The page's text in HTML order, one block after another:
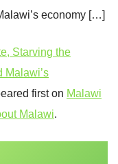
economy […]
Starving the
Malawi’s
first on Malawi
Malawi.